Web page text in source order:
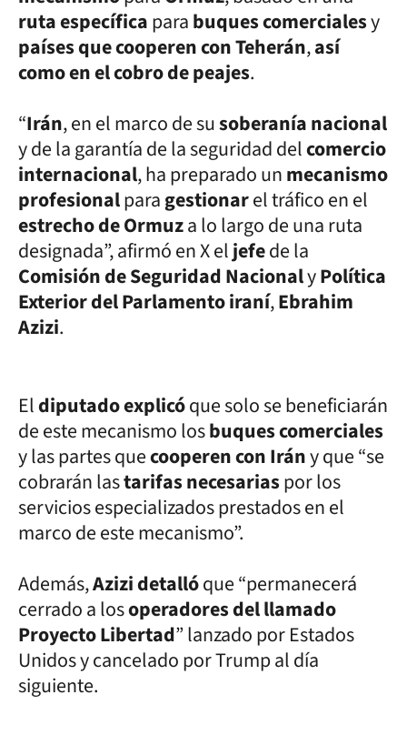
ruta específicaparabuques comercialesy
países que cooperen con Teherán,así
como en el cobro de peajes.
“Irán, en el marco de susoberanía nacional
y de la garantía de la seguridad delcomercio
internacional, ha preparado unmecanismo
profesionalparagestionarel tráfico en el
estrecho de Ormuza lo largo de una ruta
designada”, afirmó en X eljefede la
Comisión de Seguridad NacionalyPolítica
Exterior del Parlamento iraní,Ebrahim
Azizi.
Eldiputado explicóque solo se beneficiarán
de este mecanismo losbuques comerciales
y las partes quecooperen con Irány que “se
cobrarán lastarifas necesariaspor los
servicios especializados prestados en el
marco de este mecanismo”.
Además,Azizi detallóque “permanecerá
cerrado a losoperadores del llamado
Proyecto Libertad” lanzado por Estados
Unidos y cancelado por Trump al día
siguiente.